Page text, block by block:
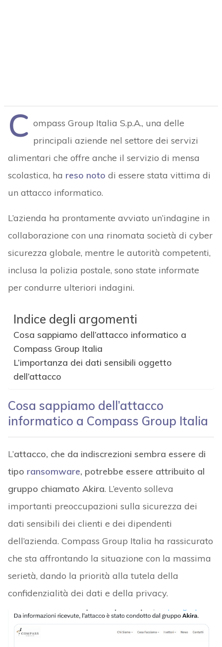
C ompass Group Italia S.p.A., una delle
principali aziende nel settore dei servizi
alimentari che offre anche il servizio di mensa
scolastica, ha reso noto di essere stata vittima di
un attacco informatico.
L’azienda ha prontamente avviato un’indagine in
collaborazione con una rinomata società di cyber
sicurezza globale, mentre le autorità competenti,
inclusa la polizia postale, sono state informate
per condurre ulteriori indagini.
Indice degli argomenti
Cosa sappiamo dell’attacco informatico a
Compass Group Italia
L’importanza dei dati sensibili oggetto
dell’attacco
Cosa sappiamo dell’attacco
informatico a Compass Group Italia
L’attacco, che da indiscrezioni sembra essere di
tipo ransomware, potrebbe essere attribuito al
gruppo chiamato Akira. L’evento solleva
importanti preoccupazioni sulla sicurezza dei
dati sensibili dei clienti e dei dipendenti
dell’azienda. Compass Group Italia ha rassicurato
che sta affrontando la situazione con la massima
serietà, dando la priorità alla tutela della
confidenzialità dei dati e della privacy.